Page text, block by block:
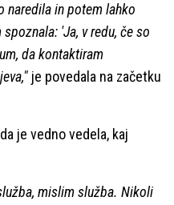
naredila in potem lahko
'Ja, v redu, če so
da kontaktiram
je povedala na začetku
je vedno vedela, kaj
mislim služba. Nikoli